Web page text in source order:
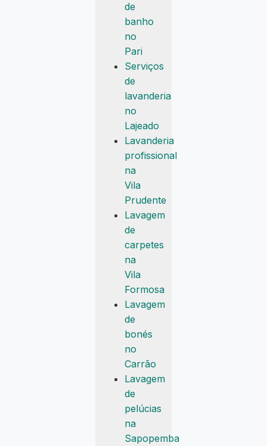
de
banho
no
Pari
Serviços
de
lavanderia
no
Lajeado
Lavanderia
profissional
na
Vila
Prudente
Lavagem
de
carpetes
na
Vila
Formosa
Lavagem
de
bonés
no
Carrão
Lavagem
de
pelúcias
na
Sapopemba